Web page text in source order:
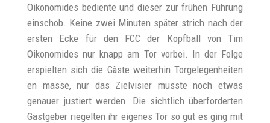
Oikonomides bediente und dieser zur frühen Führung
einschob. Keine zwei Minuten später strich nach der
ersten Ecke für den FCC der Kopfball von Tim
Oikonomides nur knapp am Tor vorbei. In der Folge
erspielten sich die Gäste weiterhin Torgelegenheiten
en masse, nur das Zielvisier musste noch etwas
genauer justiert werden. Die sichtlich überforderten
Gastgeber riegelten ihr eigenes Tor so gut es ging mit